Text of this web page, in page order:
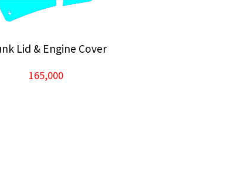
Lid & Engine Cover
165,000